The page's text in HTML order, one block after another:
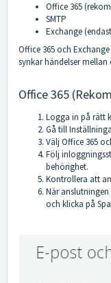
Office 365
SMTP
Exchange
Office 365 och
synkar händelser mellan
Office 365
Logga in på rätt
Gå till
Välj Office 365
Följ
behörighet.
Kontrollera att
När
och klicka på